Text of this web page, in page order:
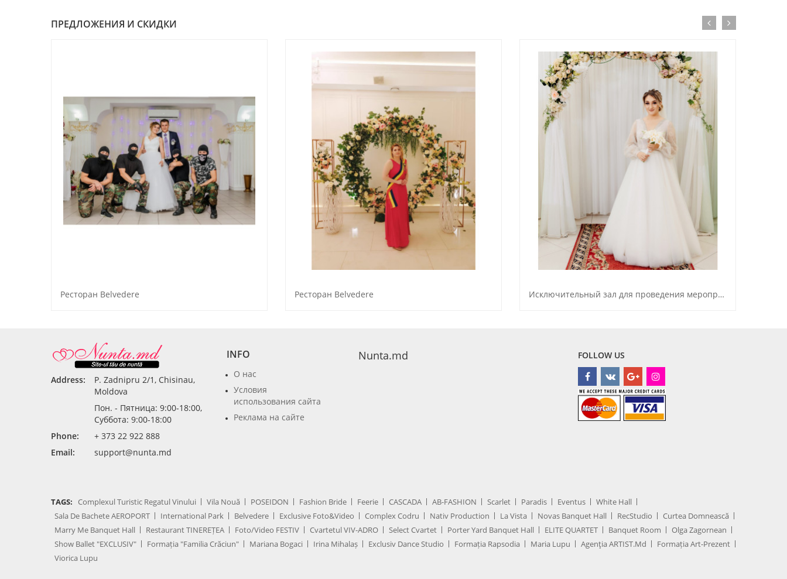
ПРЕДЛОЖЕНИЯ И СКИДКИ
Ресторан Belvedere Ресторан Belvedere Исключительный зал для проведения мероприятии.
Address:
P. Zadnipru 2/1, Chisinau,
Moldova
Пон. - Пятница: 9:00-18:00,
Суббота: 9:00-18:00
Phone:
+ 373 22 922 888
Email:
support@nunta.md
INFO
О нас
Условия
использования сайта
Реклама на сайте
Nunta.md FOLLOW US
TAGS: Complexul Turistic Regatul Vinului Vila Nouă POSEIDON Fashion Bride Feerie CASCADA AB-FASHION Scarlet Paradis Eventus
White Hall
Sala De Bachete AEROPORT
International Park Belvedere Exclusive Foto&Video Complex Codru Nativ Production La Vista Novas Banquet Hall RecStudio
Curtea Domnească
Marry Me Banquet Hall
Restaurant TINEREȚEA Foto/Video FESTIV Cvartetul VIV-ADRO Select Cvartet Porter Yard Banquet Hall ELITE QUARTET Banquet Room
Olga Zagornean
Show Ballet "EXCLUSIV"
Formația "Familia Crăciun" Mariana Bogaci Irina Mihalaș Exclusiv Dance Studio Formația Rapsodia Maria Lupu Agenţia ARTIST.md
Formația Art-Prezent
Viorica Lupu